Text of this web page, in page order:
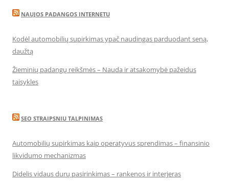
NAUJOS PADANGOS INTERNETU
Kodėl automobilių supirkimas ypač naudingas parduodant seną,
daužtą
Žieminių padangų reikšmės – Nauda ir atsakomybė pažeidus
taisykles
SEO STRAIPSNIU TALPINIMAS
Automobilių supirkimas kaip operatyvus sprendimas – finansinio
likvidumo mechanizmas
Didelis vidaus durų pasirinkimas – rankenos ir interjeras